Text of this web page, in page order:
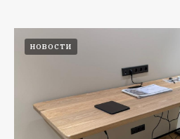
НОВОСТИ